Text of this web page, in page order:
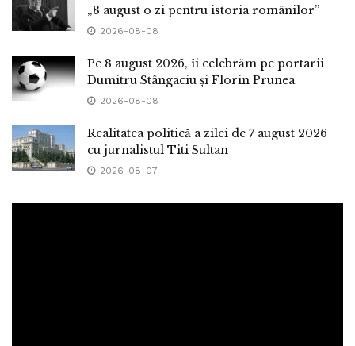
„8 august o zi pentru istoria românilor”
2026-08-08
Pe 8 august 2026, îi celebrăm pe portarii
Dumitru Stângaciu și Florin Prunea
2026-08-08
Realitatea politică a zilei de 7 august 2026
cu jurnalistul Titi Sultan
2026-08-07